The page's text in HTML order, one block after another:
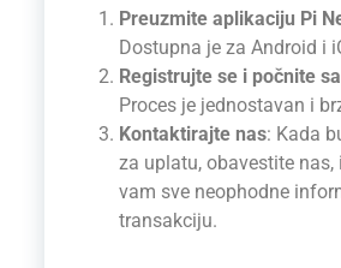
Preuzmite aplikaciju Pi
Dostupna je za Android i
Registrujte se i počnite
Proces je jednostavan i
Kontaktirajte nas: Kada
za uplatu, obavestite nas,
vam sve neophodne
transakciju.